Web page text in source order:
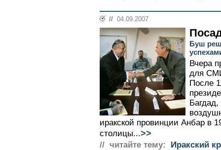
// 04.09.2007
Буш
Вчера
для
После
иракской провинции Анбар в
столицы...>>
// читайте тему: Иракский